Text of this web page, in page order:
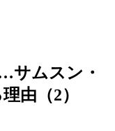
サムスン・
由（2）